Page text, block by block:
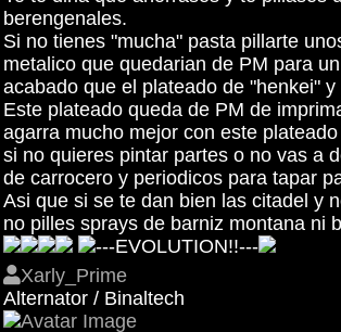
berengenales.
Si no tienes "mucha" pasta pillarte
metalico que quedarian de PM para
acabado que el plateado de "henkei" y
Este plateado queda de PM de
agarra mucho mejor con este
si no quieres pintar partes o no vas a
de carrocero y periodicos para tapar
Asi que si se te dan bien las citadel y
no pilles sprays de barniz montana ni
---EVOLUTION!!---
Xarly_Prime
Alternator / Binaltech